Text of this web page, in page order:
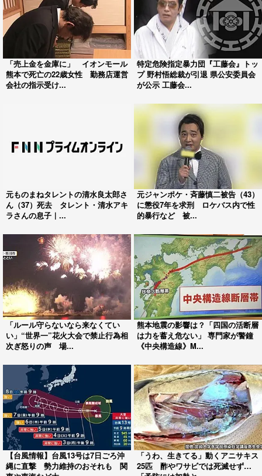
「売上金を金庫に」 イオンモール
熊本で死亡の22歳女性 勤務店運営
会社の指示受け...
特定危険指定暴力団『工藤会』トッ
プ 野村悟総裁が引退 県公安委員会
が公示 工藤会...
元ものまねタレントの清水良太郎さ
ん（37）死去 タレント・清水アキ
ラさんの息子｜...
元ジャンポケ・斉藤慎二被告（43）
に懲役7年を求刑 ロケバス内で性
的暴行など 被...
「ルール守らないなら来なくてい
い」“世界一”花火大会で禁止行為相
次ぎ怒りの声 場...
熊本地震の影響は？「四国の活断層
は力を蓄え危ない」 専門家が警鐘
《中央構造線》M...
【台風情報】台風13号は7日ごろ沖
縄に直撃 勢力維持のおそれも 関
「うわ、生きてる」動くアニサキス
25匹 酢やワサビでは死滅せず…